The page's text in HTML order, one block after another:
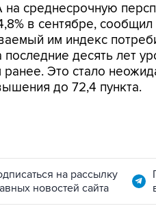
среднесрочную
в сентябре, сообщил
им индекс
десять лет
Это стало
до 72,4 пункта.
на рассылку
новостей сайта